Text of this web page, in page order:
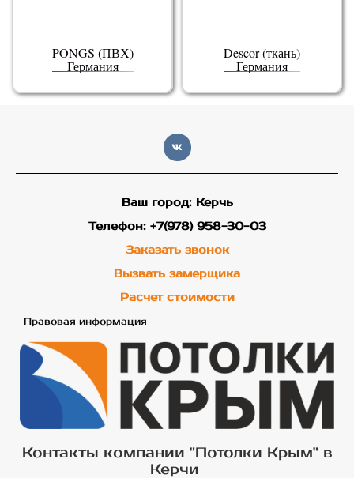
PONGS (ПВХ)
Германия
Descor (ткань)
Германия
Ваш город: Керчь
Телефон: +7(978) 958-30-03
Заказать звонок
Вызвать замерщика
Расчет стоимости
Правовая информация
Контакты компании "Потолки Крым" в
Керчи